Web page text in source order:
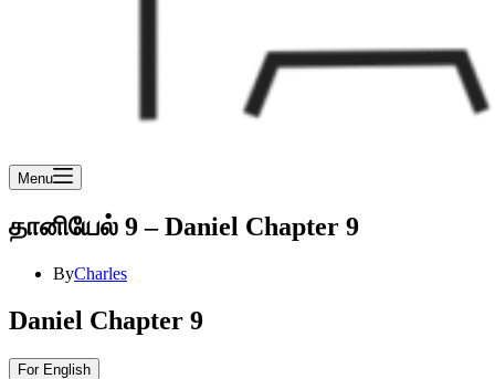
Menu
தானியேல் 9 – Daniel Chapter 9
ByCharles
Daniel Chapter 9
For English